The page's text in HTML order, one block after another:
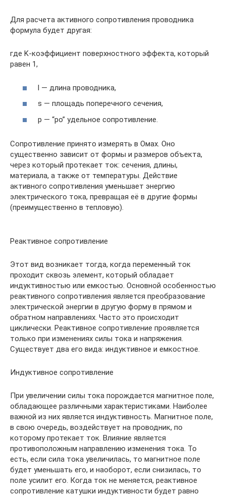
Для расчета активного сопротивления проводника
формула будет другая:
где K-коэффициент поверхностного эффекта, который
равен 1,
l — длина проводника,
s — площадь поперечного сечения,
p — “ро” удельное сопротивление.
Сопротивление принято измерять в Омах. Оно
существенно зависит от формы и размеров объекта,
через который протекает ток: сечения, длины,
материала, а также от температуры. Действие
активного сопротивления уменьшает энергию
электрического тока, превращая её в другие формы
(преимущественно в тепловую).
Реактивное сопротивление
Этот вид возникает тогда, когда переменный ток
проходит сквозь элемент, который обладает
индуктивностью или емкостью. Основной особенностью
реактивного сопротивления является преобразование
электрической энергии в другую форму в прямом и
обратном направлениях. Часто это происходит
циклически. Реактивное сопротивление проявляется
только при изменениях силы тока и напряжения.
Существует два его вида: индуктивное и емкостное.
Индуктивное сопротивление
При увеличении силы тока порождается магнитное поле,
обладающее различными характеристиками. Наиболее
важной из них является индуктивность. Магнитное поле,
в свою очередь, воздействует на проводник, по
которому протекает ток. Влияние является
противоположным направлению изменения тока. То
есть, если сила тока увеличилась, то магнитное поле
будет уменьшать его, и наоборот, если снизилась, то
поле усилит его. Когда ток не меняется, реактивное
сопротивление катушки индуктивности будет равно